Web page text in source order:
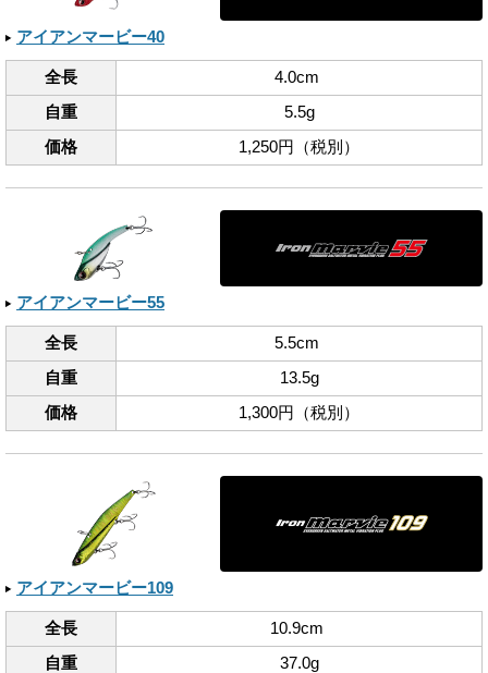
アイアンマービー40
全長
4.0cm
自重
5.5g
価格
1,250円（税別）
アイアンマービー55
全長
5.5cm
自重
13.5g
価格
1,300円（税別）
アイアンマービー109
全長
10.9cm
自重
37.0g